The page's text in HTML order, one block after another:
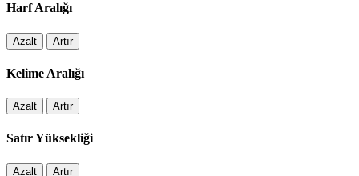
Harf Aralığı
Azalt Artır
Kelime Aralığı
Azalt Artır
Satır Yüksekliği
Azalt Artır